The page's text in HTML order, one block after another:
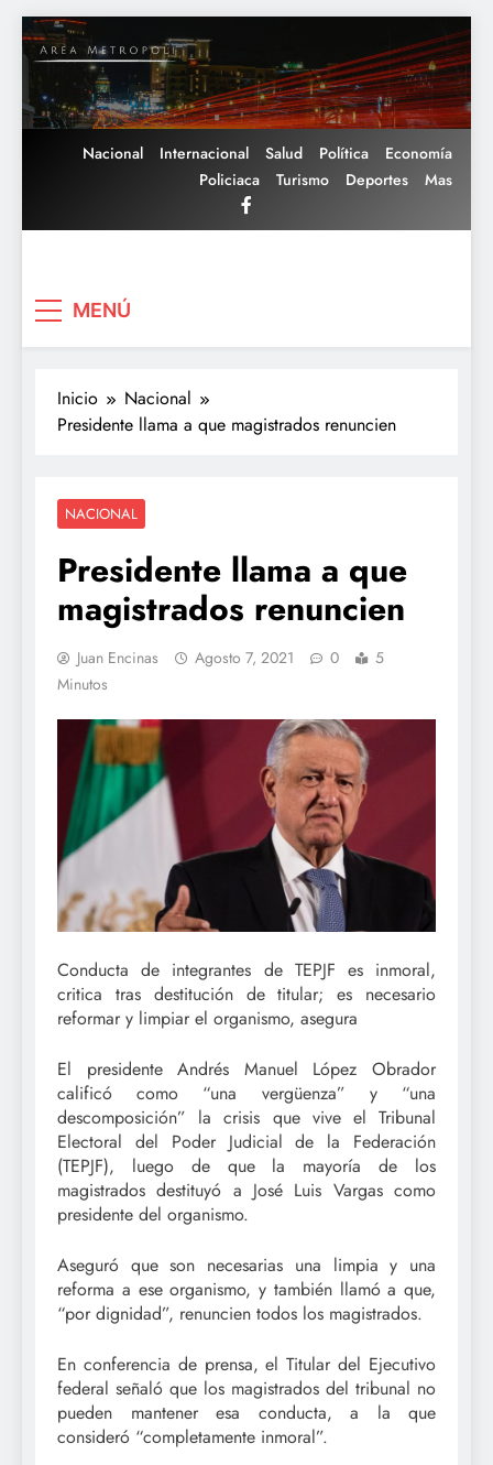
Saltar
al
contenido
Nacional Internacional Salud Política
Economía
Policiaca
Turismo Deportes Mas
MENÚ
Inicio
Nacional
Presidente llama a que magistrados renuncien
NACIONAL
Presidente llama a que
magistrados renuncien
Juan Encinas Agosto 7, 2021 0
5
Minutos
Conducta de integrantes de TEPJF es inmoral,
critica tras destitución de titular; es necesario
reformar y limpiar el organismo, asegura
El presidente Andrés Manuel López Obrador
calificó como “una vergüenza” y “una
descomposición” la crisis que vive el Tribunal
Electoral del Poder Judicial de la Federación
(TEPJF), luego de que la mayoría de los
magistrados destituyó a José Luis Vargas como
presidente del organismo.
Aseguró que son necesarias una limpia y una
reforma a ese organismo, y también llamó a que,
“por dignidad”, renuncien todos los magistrados.
En conferencia de prensa, el Titular del Ejecutivo
federal señaló que los magistrados del tribunal no
pueden mantener esa conducta, a la que
consideró “completamente inmoral”.